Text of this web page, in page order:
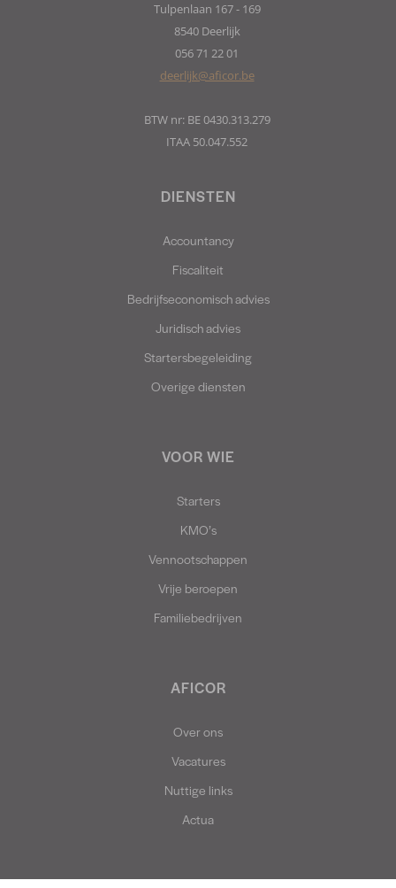
DIENSTEN
Accountancy
Fiscaliteit
Bedrijfseconomisch advies
Juridisch advies
Startersbegeleiding
Overige diensten
VOOR WIE
Starters
KMO’s
Vennootschappen
Vrije beroepen
Familiebedrijven
AFICOR
Over ons
Vacatures
Nuttige links
Actua
Tulpenlaan 167 - 169
8540 Deerlijk
056 71 22 01
deerlijk@aficor.be
BTW nr: BE 0430.313.279
ITAA 50.047.552